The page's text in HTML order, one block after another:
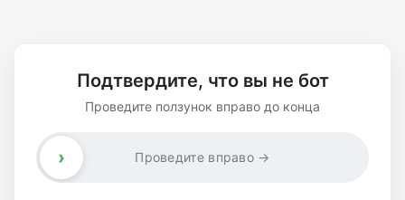
Подтвердите, что вы не бот
Проведите ползунок вправо до конца
Проведите вправо →
›